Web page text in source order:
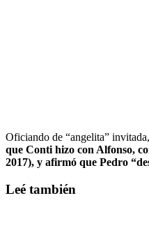
Oficiando de “angelita”
que Conti hizo con Alfonso,
2017), y afirmó que Pedro
Leé también